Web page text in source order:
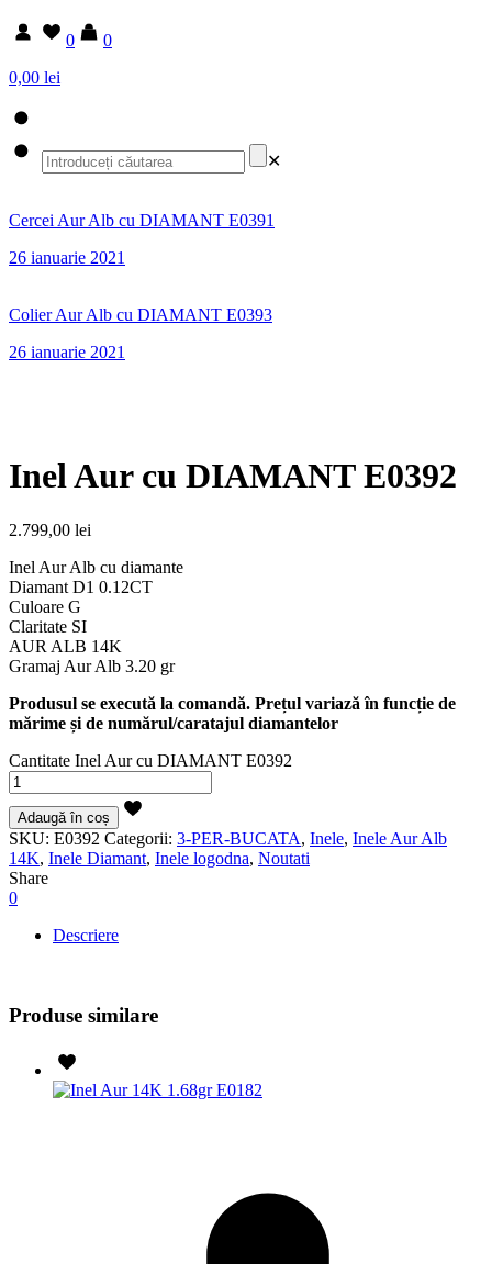
0
0
0,00 lei
✕
Cercei Aur Alb cu DIAMANT E0391
26 ianuarie 2021
Colier Aur Alb cu DIAMANT E0393
26 ianuarie 2021
Inel Aur cu DIAMANT E0392
2.799,00 lei
Inel Aur Alb cu diamante
Diamant D1 0.12CT
Culoare G
Claritate SI
AUR ALB 14K
Gramaj Aur Alb 3.20 gr
Produsul se execută la comandă. Prețul variază în funcție de
mărime și de numărul/caratajul diamantelor
Cantitate Inel Aur cu DIAMANT E0392
Adaugă în coș
SKU: E0392 Categorii: 3-PER-BUCATA, Inele, Inele Aur Alb
14K, Inele Diamant, Inele logodna, Noutati
Share
0
Descriere
Produse similare